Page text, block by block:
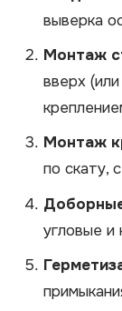
выверка
Монтаж
вверх
Монтаж
по скату,
угловые и